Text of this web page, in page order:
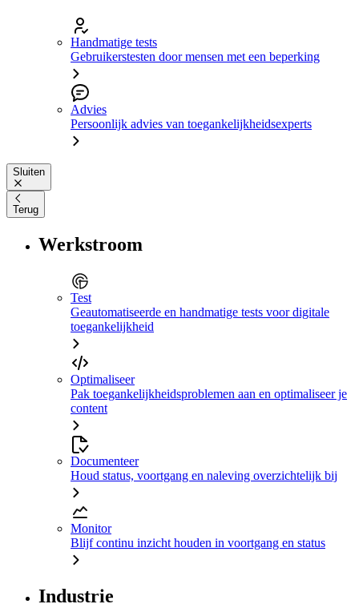
Handmatige tests
Gebruikerstesten door mensen met een beperking
Advies
Persoonlijk advies van toegankelijkheidsexperts
Sluiten
Terug
Werkstroom
Test
Geautomatiseerde en handmatige tests voor digitale
toegankelijkheid
Optimaliseer
Pak toegankelijkheidsproblemen aan en optimaliseer je
content
Documenteer
Houd status, voortgang en naleving overzichtelijk bij
Monitor
Blijf continu inzicht houden in voortgang en status
Industrie